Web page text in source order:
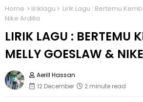
Home liriklagu
Lirik Lagu : Bertemu
Nike Ardilla
LIRIK LAGU : BERTEMU
MELLY GOESLAW &
Aerill Hassan
12 December
2 minute read